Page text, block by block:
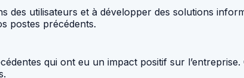
utilisateurs et à développer des solutions
postes précédents.
qui ont eu un impact positif sur